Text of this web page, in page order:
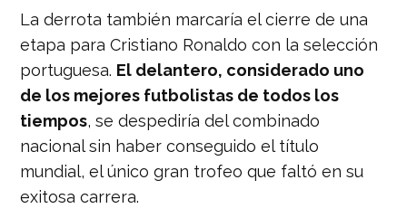
La derrota también marcaría el cierre de una
etapa para Cristiano Ronaldo con la selección
portuguesa. El delantero, considerado uno
de los mejores futbolistas de todos los
tiempos, se despediría del combinado
nacional sin haber conseguido el título
mundial, el único gran trofeo que faltó en su
exitosa carrera.